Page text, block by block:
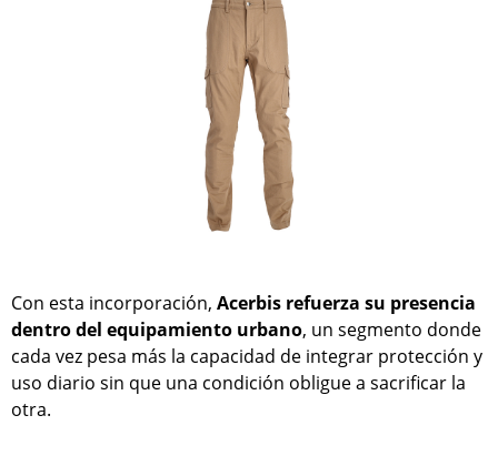
Con esta incorporación, Acerbis refuerza su presencia
dentro del equipamiento urbano, un segmento donde
cada vez pesa más la capacidad de integrar protección y
uso diario sin que una condición obligue a sacrificar la
otra.